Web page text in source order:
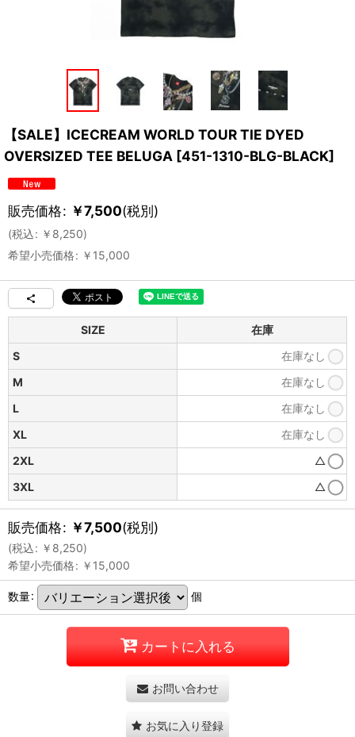
【SALE】ICECREAM WORLD TOUR TIE DYED
OVERSIZED TEE BELUGA [451-1310-BLG-BLACK]
販売価格: ￥7,500(税別)
(税込: ￥ 8,250)
希望小売価格: ￥ 15,000
SIZE
在庫
S
在庫なし
M
在庫なし
L
在庫なし
XL
在庫なし
2XL
△
3XL
△
販売価格: ￥7,500(税別)
(税込: ￥ 8,250)
希望小売価格: ￥ 15,000
数量: 個
カートに入れる
お問い合わせ
お気に入り登録